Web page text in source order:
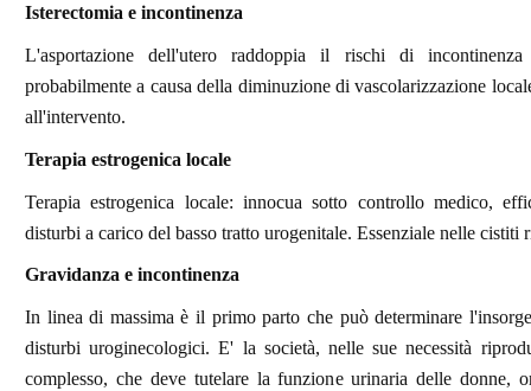
Isterectomia e incontinenza
L'asportazione dell'utero raddoppia il rischi di
probabilmente a causa della diminuzione di vascolarizzazione
all'intervento.
Terapia estrogenica locale
Terapia estrogenica locale: innocua sotto controllo medico,
disturbi a carico del basso tratto urogenitale. Essenziale nelle cistiti
Gravidanza e incontinenza
In linea di massima è il primo parto che può determinare
disturbi uroginecologici. E' la società, nelle sue necessità
complesso, che deve tutelare la funzione urinaria delle donne,